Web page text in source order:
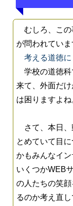
むしろ、この
が問われていま
考える道徳
学校の道徳科
来て、外面だ
は困りますよね
さて、本日、
とめていて目
かもみんなイ
いくつかWEB
の人たちの笑
るのか考え直